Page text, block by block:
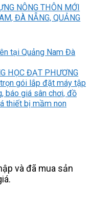
NÔNG THÔN MỚI
ĐÀ NẴNG, QUẢNG
tại Quảng Nam Đà
HỌC ĐẠT PHƯƠNG
gói lắp đặt máy tập
báo giá sân chơi, đồ
thiết bị mầm non
và đã mua sản